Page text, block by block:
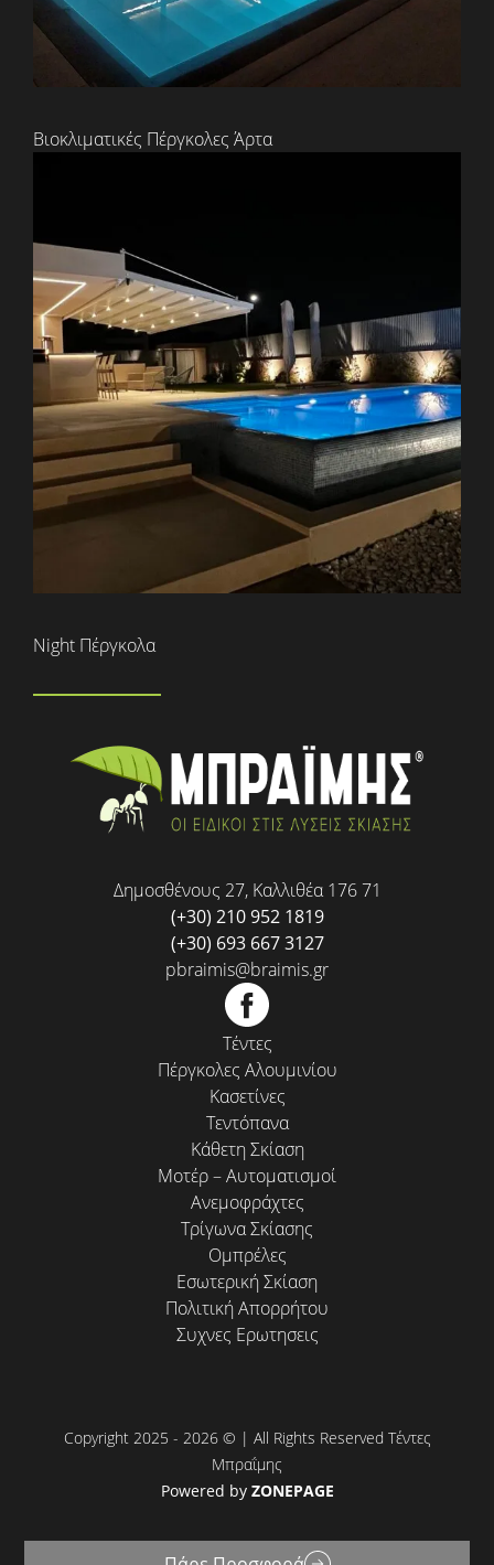
Βιοκλιματικές Πέργκολες Άρτα
Night Πέργκολα
Δημοσθένους 27, Καλλιθέα 176 71
(+30) 210 952 1819
(+30) 693 667 3127
pbraimis@braimis.gr
Τέντες
Πέργκολες Αλουμινίου
Κασετίνες
Τεντόπανα
Κάθετη Σκίαση
Μοτέρ – Αυτοματισμοί
Ανεμοφράχτες
Τρίγωνα Σκίασης
Ομπρέλες
Εσωτερική Σκίαση
Πολιτική Απορρήτου
Συχνες Ερωτησεις
Copyright 2025 - 2026 © | All Rights Reserved Τέντες
Μπραΐμης
Powered by ZONEPAGE